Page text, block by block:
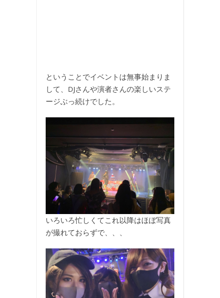
ということでイベントは無事始まりま
して、DJさんや演者さんの楽しいステ
ージぶっ続けでした。
いろいろ忙しくてこれ以降はほぼ写真
が撮れておらずで、、、